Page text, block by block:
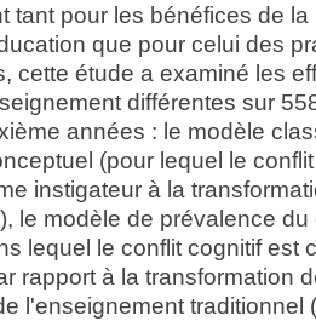
tant pour les bénéfices de
que pour celui des
cette étude a examiné les
différentes sur
années : le modèle
(pour lequel le
instigateur à la
le modèle de prévalence
lequel le conflit cognitif est
rapport à la transformation
l'enseignement traditionnel